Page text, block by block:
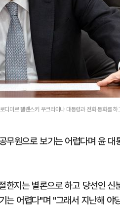
디미르 젤렌스키 우크라이나 대통령과 전화 통화를
무원으로 보기는 어렵다며 윤
지는 별론으로 하고 당선인
는 어렵다"며 "그래서 지난해 야